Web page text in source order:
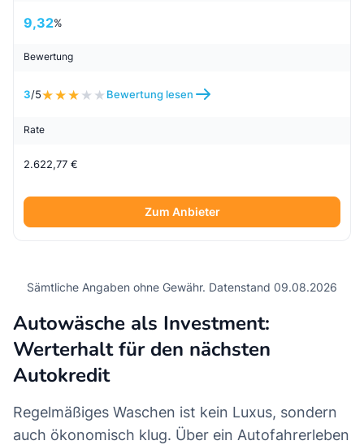
9,32%
Bewertung
3/5 Bewertung lesen
Rate
2.622,77 €
Zum Anbieter
Sämtliche Angaben ohne Gewähr. Datenstand 09.08.2026
Autowäsche als Investment:
Werterhalt für den nächsten
Autokredit
Regelmäßiges Waschen ist kein Luxus, sondern
auch ökonomisch klug. Über ein Autofahrerleben